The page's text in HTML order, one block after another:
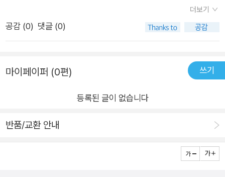
8. Sr 스트론듐 (솜사탕을 건네주며)39. Y 이트륨 (양배추를 썰
며)40. Zr 지르코늄 (과자 봉지를 뜯으며) 제목도 너무 재미나게
적혀 있는 원소들~~화학을 사랑하는 괴물 작가라는 별칭이 너
무도 어울리는 곽재식 교수님.원소 하나하나를 어떻게 접근했을
지 읽기 전부터 너무 궁금했답니다.책은 역사와 시사, 경제 그리
의 생활과 문화가 원소와 다양하게 연결되어 있다는 걸 새삼 알게
망가니즈 원소 번호 25번조선 시대 '용재총화'에는 귀신이 산다
는 우물을 매워 버렸더니 소가 우는 것 같은 소리가 나더라는내용
이 있다는데 흔히들 물속에 금속 원소가 녹아드는 일이 종종 있어
는 가장 핵심적인 이유는비소라는 원소 때문이다.비소관련해서
또 다른 역사이야기!나폴레옹이 전쟁에서 져서 세인트헬레나섬
약에 비소가 든 성분을 남용했기에아마도 그런 환경에서 비소를
들이마시는 것만으로머리카락에 비소가 조금 쌓일 수 있다는 의
견도 있다고 합니다.♡비타민B12는 고기가 아니면 여간해서는
별로 먹지 않아도 비타민B12 부족 증상을덜 겪을 것으로 추청되
B12가 충족이 된다고 하네요!♡전 이 책을 통해 Co와 As의 지식
럼 익숙한 원소부터 스칸듐, 브로민, 이트륨 등 처음 듣는 원소까
지, 주기율표 21번부터 40번에 위치한 20개의 원소가 이 세상
를 보통 사람의 눈높이에서 쉽게 설명해 준다. 특히 이 책은 제목
에 걸맞게 원소와 일상 속에서 쉽게 접하는 음식들을 매칭해서 내
다. 생수, 깻잎무침, 쌀밥, 초콜릿 등 평범한 음식에서 시작해 역
사, 경제, 문화 등 사방팔방으로 확장되는 이야기를 읽자면 눈
에 보이지도 않는 원소가 세상에 얼마나 거대한 영향을 미치고 있
는지 새삼 느끼게 된다. 개인적으로 바나듐 이야기가 인상깊었는
데, 역사 속 강력한 철제무기에서 인공 뼈, 배터리부터 혈당조
더보기
공감 (0) 댓글 (0)
마이페이퍼 (0편) 쓰기
등록된 글이 없습니다
반품/교환 안내